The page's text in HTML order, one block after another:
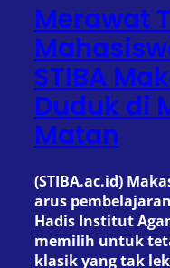
Merawat
STIBA
Duduk di
Matan
(STIBA.ac.id)
arus
Hadis Institut
memilih untuk
klasik yang tak